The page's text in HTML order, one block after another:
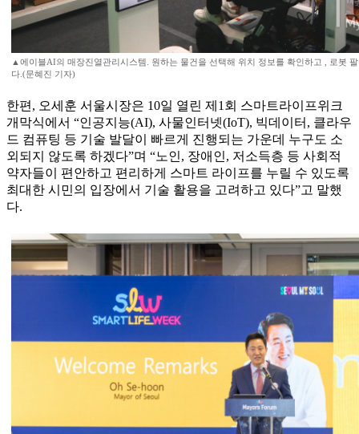
▲에이블AI의 매장진열관리시스템. 원하는 물건을 선택해 위치 정보를 확인하고 , 로봇
다.(문혜진 기자)
한편, 오세훈 서울시장은 10일 열린 제1회 스마트라이프위크
개막식에서 “인공지능(AI), 사물인터넷(IoT), 빅데이터, 클라우
드 컴퓨팅 등 기술 발달이 빠르게 진행되는 가운데 누구도 소
외되지 않도록 하겠다”며 “노인, 장애인, 저소득층 등 사회적
약자들이 편안하고 편리하게 스마트 라이프를 누릴 수 있도록
최대한 시민의 입장에서 기술 활용을 고려하고 있다”고 말했
다.